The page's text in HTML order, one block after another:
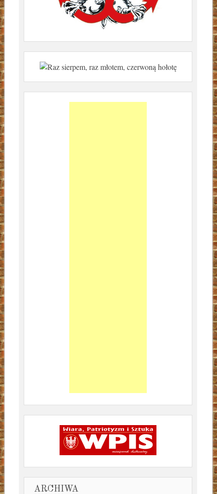
ARCHIWA